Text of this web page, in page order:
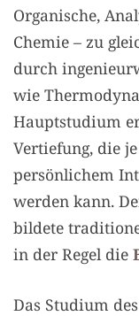
Organische,
Chemie – zu
durch
wie
Hauptstudium
Vertiefung, die
persönlichem
werden kann.
bildete
in der Regel die
Das Studium